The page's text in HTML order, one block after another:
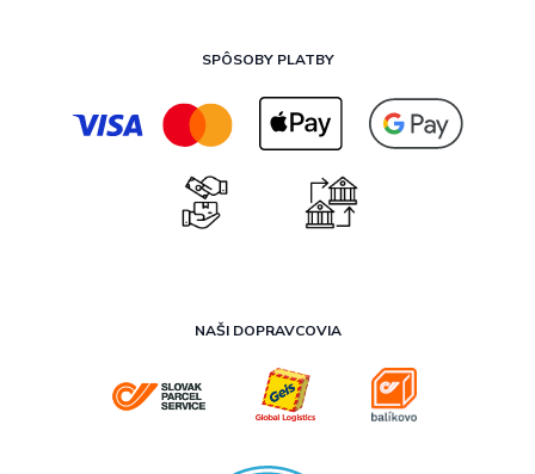
SPÔSOBY PLATBY
NAŠI DOPRAVCOVIA